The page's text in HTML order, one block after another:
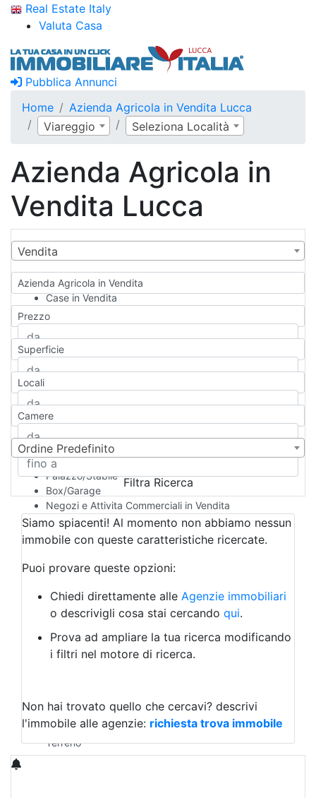
Real Estate Italy
Valuta Casa
Pubblica Annunci
Home
Azienda Agricola in Vendita Lucca
Viareggio
Seleziona Località
Azienda Agricola in
Vendita Lucca
Vendita
Azienda Agricola in Vendita
Case in Vendita
Qualsiasi
Appartamento
Casa indipendente
Casa Semi-indipendente
Attico/Mansarda
Rustico/Casale
Camera d'Albergo
Multiproprietà
Palazzo/Stabile
Box/Garage
Negozi e Attivita Commerciali in Vendita
Qualsiasi
Attività/Licenza Commerciale
Azienda Agricola
Bar/Ristorante
Albergo
Laboratorio Artigianale
Negozio/locale commerciale
Agriturismo
Magazzini
Qualsiasi
Terreno edificabile
Terreno
Prezzo
Superficie
Locali
Camere
Ordine Predefinito
Filtra Ricerca
Siamo spiacenti! Al momento non abbiamo nessun
immobile con queste caratteristiche ricercate.
Puoi provare queste opzioni:
Chiedi direttamente alle Agenzie immobiliari
o descrivigli cosa stai cercando qui.
Prova ad ampliare la tua ricerca modificando
i filtri nel motore di ricerca.
Non hai trovato quello che cercavi? descrivi
l'immobile alle agenzie: richiesta trova immobile